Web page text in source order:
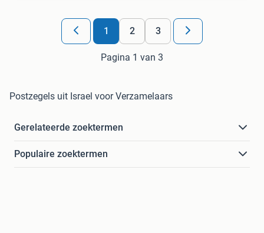
1 2 3
Pagina 1 van 3
Postzegels uit Israel voor Verzamelaars
Gerelateerde zoektermen
Populaire zoektermen